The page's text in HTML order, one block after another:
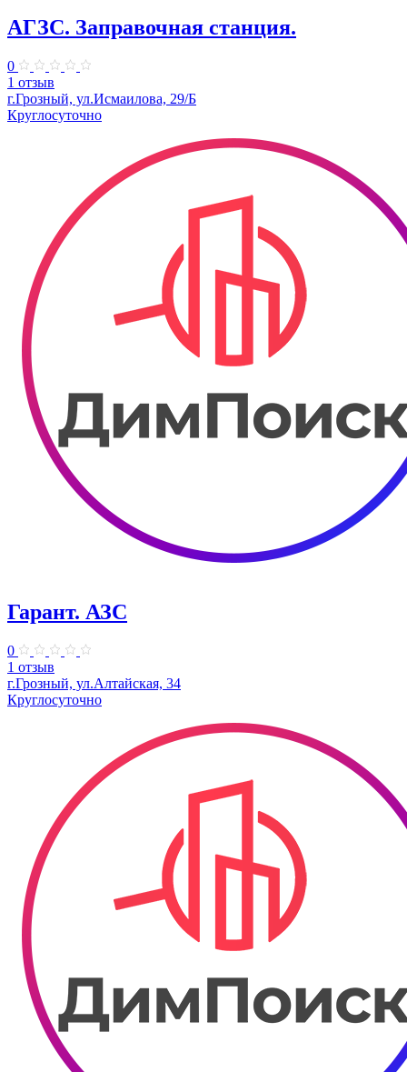
АГЗС. Заправочная станция.
0
1 отзыв
г.Грозный, ул.Исмаилова, 29/Б
Круглосуточно
Гарант. АЗС
0
1 отзыв
г.Грозный, ул.Алтайская, 34
Круглосуточно